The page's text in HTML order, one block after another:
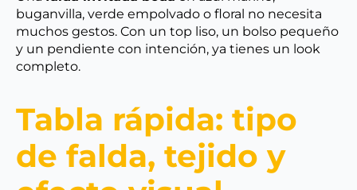
buganvilla, verde empolvado o floral no necesita
muchos gestos. Con un top liso, un bolso pequeño
y un pendiente con intención, ya tienes un look
completo.
Tabla rápida: tipo
de falda, tejido y